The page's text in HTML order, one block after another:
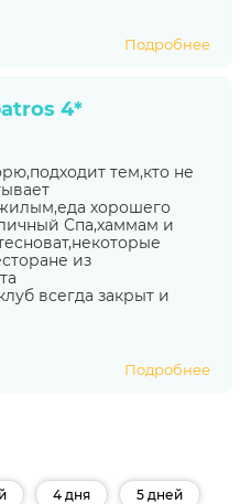
Подробнее
4*
тем,кто не
хорошего
Спа,хаммам и
из
всегда закрыт и
Подробнее
4 дня 5 дней